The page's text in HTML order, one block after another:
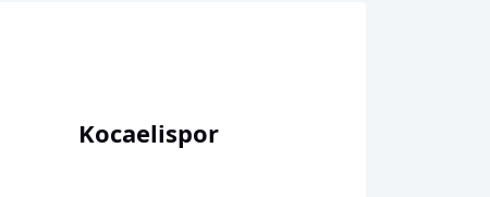
Kocaelispor